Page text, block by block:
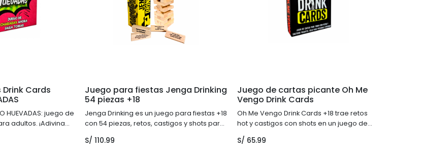
Cards
HUEVADAS: juego de
adultos. ¡Adivina
Juego para fiestas Jenga Drinking
54 piezas +18
Jenga Drinking es un juego para fiestas +18
con 54 piezas, retos, castigos y shots para
S/ 110.99
Juego de cartas picante Oh Me
Vengo Drink Cards
Oh Me Vengo Drink Cards +18 trae retos
hot y castigos con shots en un juego de
S/ 65.99